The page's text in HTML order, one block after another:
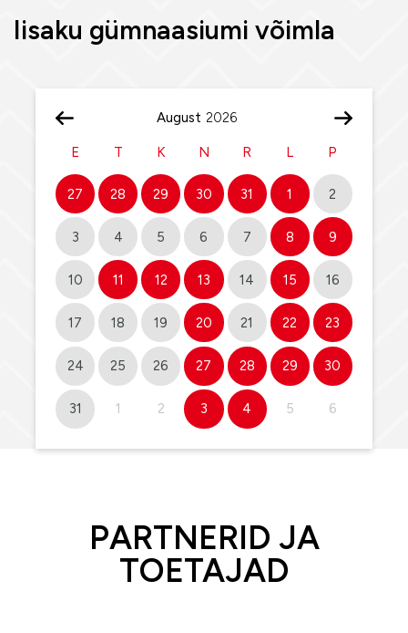
August
E T K N R L P
27 28 29 30 31 1 2
3 4 5 6 7 8 9
10 11 12 13 14 15 16
17 18 19 20 21 22 23
24 25 26 27 28 29 30
31 1 2 3 4 5 6
Iisaku gümnaasiumi võimla
PARTNERID JA
TOETAJAD